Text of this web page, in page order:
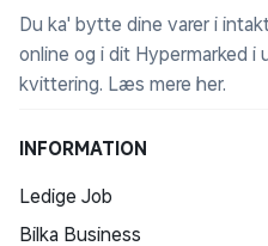
Du ka' bytte dine varer i
online og i dit Hypermarked
kvittering. Læs mere her.
INFORMATION
Ledige Job
Bilka Business